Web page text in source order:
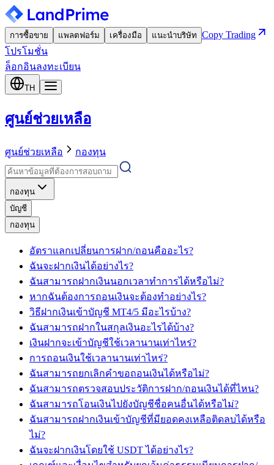
การซื้อขาย แพลตฟอร์ม เครื่องมือ แนะนำบริษัท Copy Trading
โปรโมชั่น
ล็อกอินลงทะเบียน
TH
ศูนย์ช่วยเหลือ
ศูนย์ช่วยเหลือ กองทุน
กองทุน
บัญชี
กองทุน
อัตราแลกเปลี่ยนการฝาก/ถอนคืออะไร?
ฉันจะฝากเงินได้อย่างไร?
ฉันสามารถฝากเงินนอกเวลาทำการได้หรือไม่?
หากฉันต้องการถอนเงินจะต้องทำอย่างไร?
วิธีฝากเงินเข้าบัญชี MT4/5 มีอะไรบ้าง?
ฉันสามารถฝากในสกุลเงินอะไรได้บ้าง?
เงินฝากจะเข้าบัญชีใช้เวลานานเท่าไหร่?
การถอนเงินใช้เวลานานเท่าไหร่?
ฉันสามารถยกเลิกคำขอถอนเงินได้หรือไม่?
ฉันสามารถตรวจสอบประวัติการฝาก/ถอนเงินได้ที่ไหน?
ฉันสามารถโอนเงินไปยังบัญชีชื่อคนอื่นได้หรือไม่?
ฉันสามารถฝากเงินเข้าบัญชีที่มียอดคงเหลือติดลบได้หรือ
ไม่?
ฉันจะฝากเงินโดยใช้ USDT ได้อย่างไร?